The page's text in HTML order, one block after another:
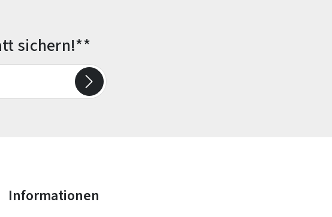
sichern!**
Informationen